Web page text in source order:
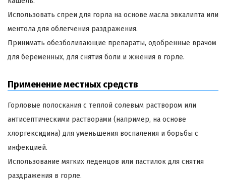
Использовать спреи для горла на основе масла эвкалипта или
ментола для облегчения раздражения.
Принимать обезболивающие препараты, одобренные врачом
для беременных, для снятия боли и жжения в горле.
Применение местных средств
Горловые полоскания с теплой солевым раствором или
антисептическими растворами (например, на основе
хлоргексидина) для уменьшения воспаления и борьбы с
инфекцией.
Использование мягких леденцов или пастилок для снятия
раздражения в горле.